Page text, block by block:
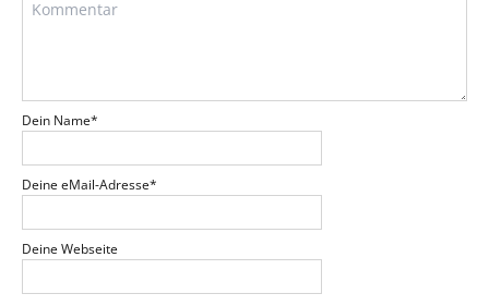
Dein Name*
Deine eMail-Adresse*
Deine Webseite